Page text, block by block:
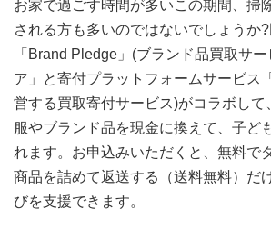
お家で過ごす時間が多いこの期間、掃
される方も多いのではないでしょうか
「Brand Pledge」(ブランド品買取サ
ア」と寄付プラットフォームサービス
営する買取寄付サービス)がコラボして
服やブランド品を現金に換えて、子ど
れます。お申込みいただくと、無料で
商品を詰めて返送する（送料無料）だ
びを支援できます。